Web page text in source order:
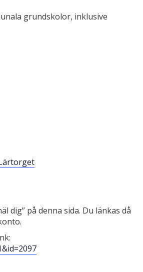
grundskolor, inklusive
dig” på denna sida. Du länkas då